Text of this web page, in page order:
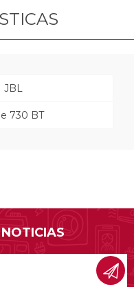
JBL
730 BT